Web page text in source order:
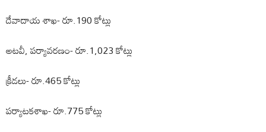
దేవాదాయ శాఖ- రూ.190 కోట్లు
అటవీ, పర్యావరణం- రూ.1,023 కోట్లు
క్రీడలు- రూ.465 కోట్లు
పర్యాటకశాఖ- రూ.775 కోట్లు